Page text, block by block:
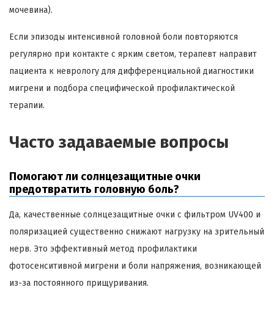
мочевина).
Если эпизоды интенсивной головной боли повторяются
регулярно при контакте с ярким светом, терапевт направит
пациента к неврологу для дифференциальной диагностики
мигрени и подбора специфической профилактической
терапии.
Часто задаваемые вопросы
Помогают ли солнцезащитные очки
предотвратить головную боль?
Да, качественные солнцезащитные очки с фильтром UV400 и
поляризацией существенно снижают нагрузку на зрительный
нерв. Это эффективный метод профилактики
фотосенситивной мигрени и боли напряжения, возникающей
из-за постоянного прищуривания.